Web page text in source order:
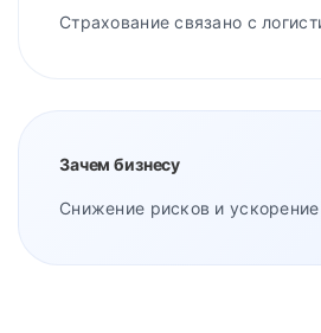
Страхование связано с
Зачем бизнесу
Снижение рисков и